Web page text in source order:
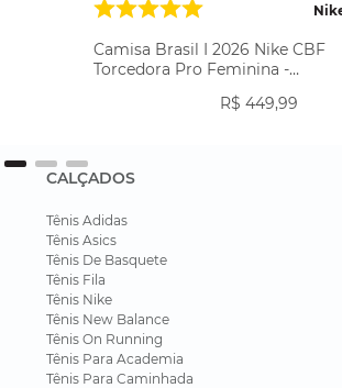
Camisa Brasil I 2026 Nike CBF
Torcedora Pro Feminina -
R$ 449,99
CALÇADOS
Tênis Adidas
Tênis Asics
Tênis De Basquete
Tênis Fila
Tênis Nike
Tênis New Balance
Tênis On Running
Tênis Para Academia
Tênis Para Caminhada